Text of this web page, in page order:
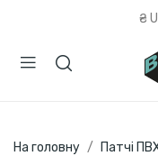
₴
На головну Патчі